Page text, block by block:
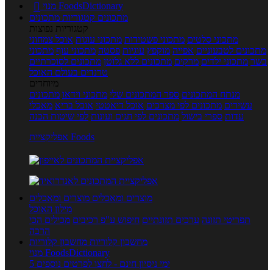

מנוי FoodsDictionary
מתכונים קטגוריות מתכונים
קטגוריות נפוצות
מתכוני סלטים מתכוני פשטידות מתכוני עוגות אוכל צמחוני
מתכונים לטבעוניים אפייה מוקפץ עוגיות פסטה מתכוני עוף מתכוני
בשר מתכוני ילדים מרקים מתכונים ללא גלוטן מתכונים לסוכרתיים
טרנדים בעולם האוכל
מיוחדים
מנתח המתכונים ספר המתכונים שלי מתכוני וידאו מתכונים
עשירים מתכונים לפי מצרכים אוכל דיאטטי אוכל בריא מאכלי
עדות ספרי בישול מתכונים לפי חגים ועונות לפי שיטות הכנה
אפליקציית Foods
מוצרים ומאכלים מוצרים ומאכלים
מילון האוכל
תפריטי תזונה ערכים תזונתיים חיפוש ע"פ רכיבים מכילים הכי
הרבה
מחשבון קלוריות מחשבון קלוריות
מנוי FoodsDictionary
5 ימי ניסיון חינם - לחצו לפרטים נוספים